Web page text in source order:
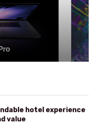
hotel experience
value